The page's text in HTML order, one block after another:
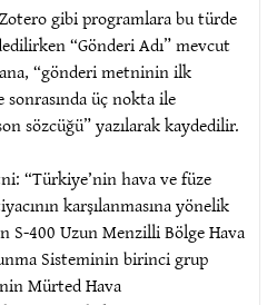
gibi programlara bu türde
“Gönderi Adı” mevcut
“gönderi metninin ilk
sonrasında üç nokta ile
sözcüğü” yazılarak kaydedilir.
“Türkiye’nin hava ve füze
karşılanmasına yönelik
S-400 Uzun Menzilli Bölge Hava
Sisteminin birinci grup
Mürted Hava